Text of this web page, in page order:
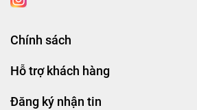
Chính sách
Hỗ trợ khách hàng
Đăng ký nhận tin